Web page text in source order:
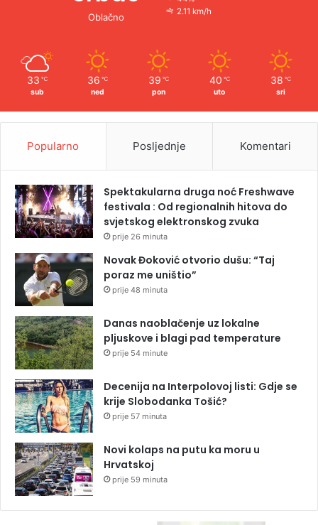
Oblačno
2.11 km/h
33 ℃
sub
36 ℃
ned
39 ℃
pon
40 ℃
uto
38 ℃
sri
Popularno Posljednje Komentari
Spektakularna druga noć Freshwave
festivala : Od regionalnih hitova do
svjetskog elektronskog zvuka
prije 26 minuta
Novak Đoković otvorio dušu: “Taj
poraz me uništio”
prije 48 minuta
Danas naoblačenje uz lokalne
pljuskove i blagi pad temperature
prije 54 minute
Decenija na Interpolovoj listi: Gdje se
krije Slobodanka Tošić?
prije 57 minuta
Novi kolaps na putu ka moru u
Hrvatskoj
prije 59 minuta